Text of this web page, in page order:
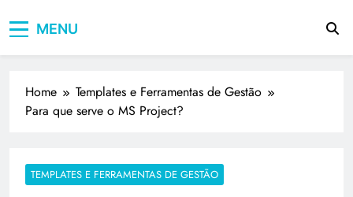
MENU
Home
Templates e Ferramentas de Gestão
Para que serve o MS Project?
TEMPLATES E FERRAMENTAS DE GESTÃO